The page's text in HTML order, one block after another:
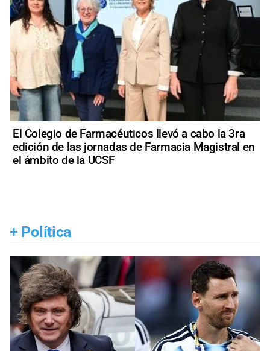
El Colegio de Farmacéuticos llevó a cabo la 3ra
edición de las jornadas de Farmacia Magistral en
el ámbito de la UCSF
+ Política